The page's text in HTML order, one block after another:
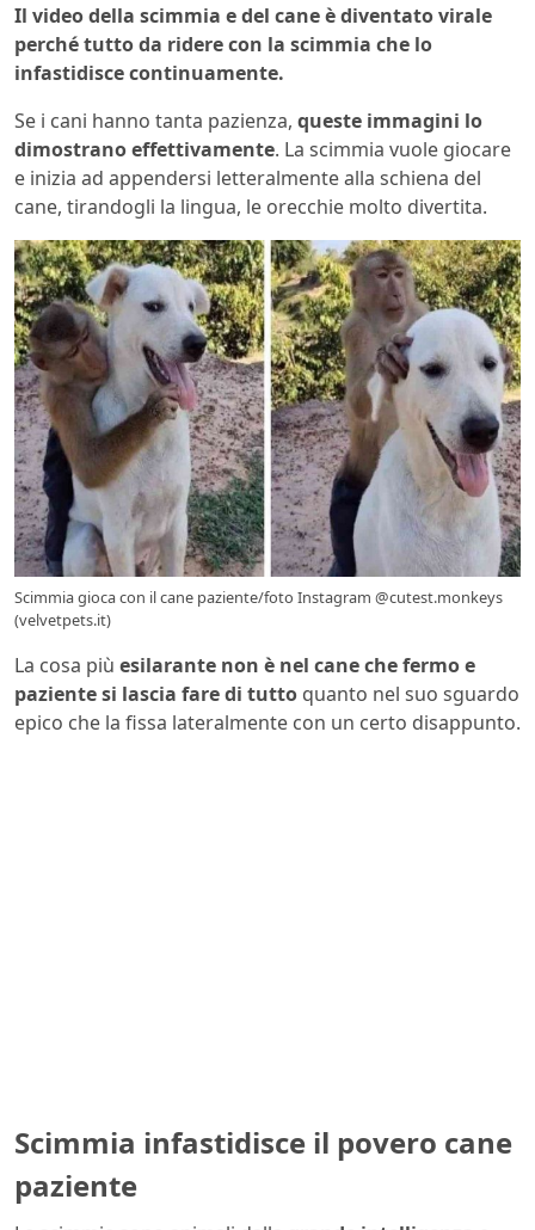
Il video della scimmia e del cane è diventato virale
perché tutto da ridere con la scimmia che lo
infastidisce continuamente.
Se i cani hanno tanta pazienza, queste immagini lo
dimostrano effettivamente. La scimmia vuole giocare
e inizia ad appendersi letteralmente alla schiena del
cane, tirandogli la lingua, le orecchie molto divertita.
Scimmia gioca con il cane paziente/foto Instagram @cutest.monkeys
(velvetpets.it)
La cosa più esilarante non è nel cane che fermo e
paziente si lascia fare di tutto quanto nel suo sguardo
epico che la fissa lateralmente con un certo disappunto.
Scimmia infastidisce il povero cane
paziente